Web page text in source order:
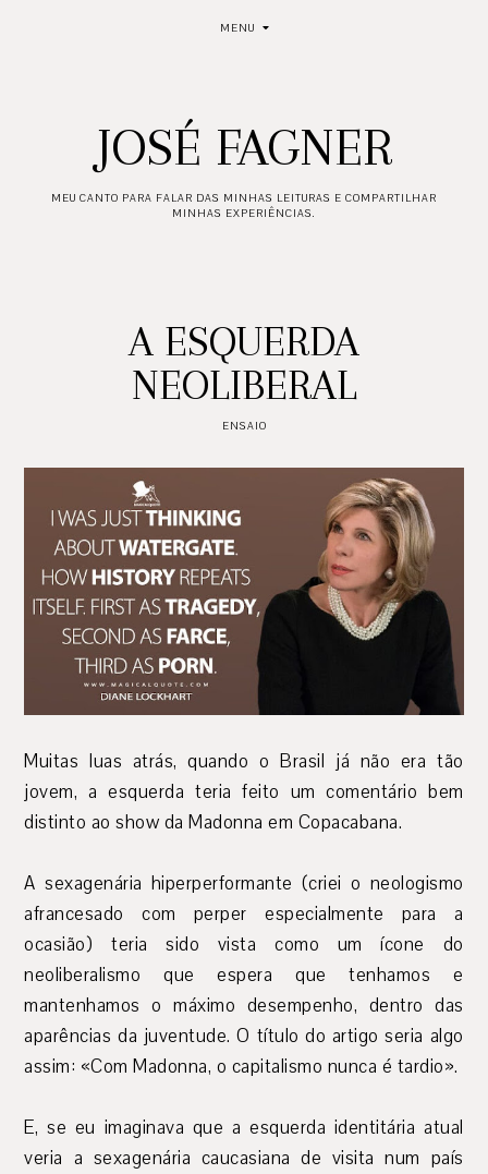
MENU
JOSÉ FAGNER
MEU CANTO PARA FALAR DAS MINHAS LEITURAS E COMPARTILHAR
MINHAS EXPERIÊNCIAS.
A ESQUERDA
NEOLIBERAL
ENSAIO
Muitas luas atrás, quando o Brasil já não era tão
jovem, a esquerda teria feito um comentário bem
distinto ao show da Madonna em Copacabana.
A sexagenária hiperperformante (criei o neologismo
afrancesado com perper especialmente para a
ocasião) teria sido vista como um ícone do
neoliberalismo que espera que tenhamos e
mantenhamos o máximo desempenho, dentro das
aparências da juventude. O título do artigo seria algo
assim: «Com Madonna, o capitalismo nunca é tardio».
E, se eu imaginava que a esquerda identitária atual
veria a sexagenária caucasiana de visita num país